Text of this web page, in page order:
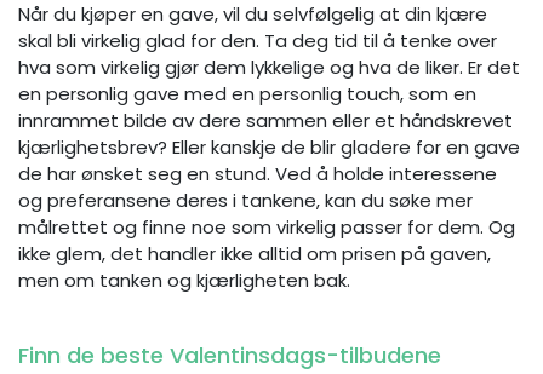
Når du kjøper en gave, vil du selvfølgelig at din kjære
skal bli virkelig glad for den. Ta deg tid til å tenke over
hva som virkelig gjør dem lykkelige og hva de liker. Er det
en personlig gave med en personlig touch, som en
innrammet bilde av dere sammen eller et håndskrevet
kjærlighetsbrev? Eller kanskje de blir gladere for en gave
de har ønsket seg en stund. Ved å holde interessene
og preferansene deres i tankene, kan du søke mer
målrettet og finne noe som virkelig passer for dem. Og
ikke glem, det handler ikke alltid om prisen på gaven,
men om tanken og kjærligheten bak.
Finn de beste Valentinsdags-tilbudene